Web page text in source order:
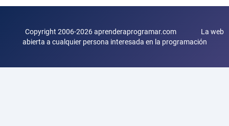
Copyright 2006-2026 aprenderaprogramar.com La web
abierta a cualquier persona interesada en la programación